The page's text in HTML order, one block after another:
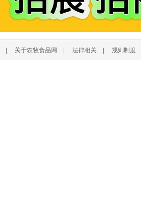
关于农牧食品网 法律相关 规则制度